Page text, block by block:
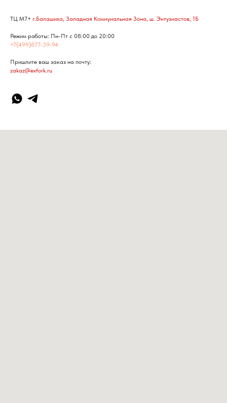
ТЦ М7+ г.Балашиха, Западная Коммунальная Зона, ш. Энтузиастов, 1Б
Режим работы: Пн-Пт с 08:00 до 20:00
+7(499)877-39-94
Пришлите ваш заказ на почту:
zakaz@exfork.ru